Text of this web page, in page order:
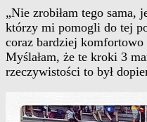
„Nie zrobiłam tego sama,
którzy mi pomogli do tej
coraz bardziej
Myślałam, że te kroki 3
rzeczywistości to był